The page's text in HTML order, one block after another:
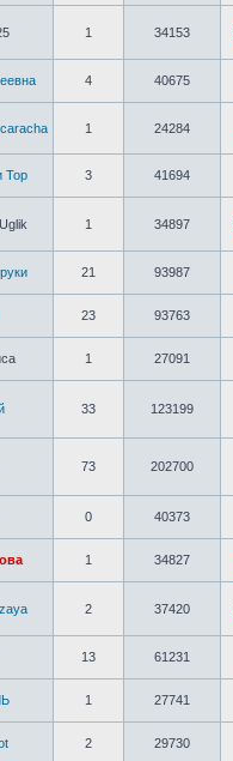
1 34153
4 40675
1 24284
Тор 3 41694
1 34897
21 93987
23 93763
1 27091
33 123199
73 202700
0 40373
1 34827
2 37420
13 61231
1 27741
2 29730